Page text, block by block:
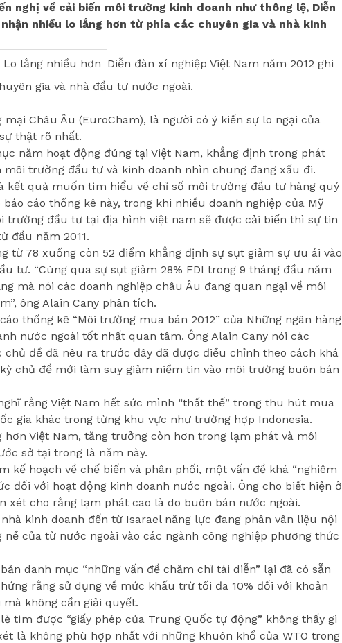
nghị về cải biến môi trường kinh doanh như thông lệ, Diễn
nhiều lo lắng hơn từ phía các chuyên gia và nhà kinh
Diễn đàn xí nghiệp Việt Nam năm 2012 ghi
gia và nhà đầu tư nước ngoài.
mại Châu Âu (EuroCham), là người có ý kiến sự lo ngại của
thật rõ nhất.
năm hoạt động đúng tại Việt Nam, khẳng định trong phát
trường đầu tư và kinh doanh nhìn chung đang xấu đi.
kết quả muốn tìm hiểu về chỉ số môi trường đầu tư hàng quý
cáo thống kê này, trong khi nhiều doanh nghiệp của Mỹ
trường đầu tư tại địa hình việt nam sẽ được cải biến thì sự tin
đầu năm 2011.
từ 78 xuống còn 52 điểm khẳng định sự sụt giảm sự ưu ái vào
tư. “Cùng qua sự sụt giảm 28% FDI trong 9 tháng đầu năm
mà nói các doanh nghiệp châu Âu đang quan ngại về môi
ông Alain Cany phân tích.
thống kê “Môi trường mua bán 2012” của Những ngân hàng
nước ngoài tốt nhất quan tâm. Ông Alain Cany nói các
đề đã nêu ra trước đây đã được điều chỉnh theo cách khá
chủ đề mới làm suy giảm niềm tin vào môi trường buôn bán
rằng Việt Nam hết sức mình “thất thế” trong thu hút mua
gia khác trong từng khu vực như trường hợp Indonesia.
hơn Việt Nam, tăng trưởng còn hơn trong lạm phát và môi
sở tại trong là năm này.
kế hoạch về chế biến và phân phối, một vấn đề khá “nghiêm
đối với hoạt động kinh doanh nước ngoài. Ông cho biết hiện ở
xét cho rằng lạm phát cao là do buôn bán nước ngoài.
kinh doanh đến từ Isarael năng lực đang phân vân liệu nội
của từ nước ngoài vào các ngành công nghiệp phương thức
danh mục “những vấn đề chăm chỉ tái diễn” lại đã có sẵn
rằng sử dụng về mức khấu trừ tối đa 10% đối với khoản
không cần giải quyết.
tìm được “giấy phép của Trung Quốc tự động” không thấy gì
là không phù hợp nhất với những khuôn khổ của WTO trong